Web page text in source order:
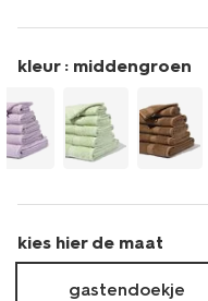
kwaliteit-
middengroen-
5282869.html
kleur : middengroen
kies hier de maat
gastendoekje